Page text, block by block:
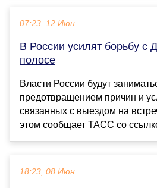
07:23, 12 Июн
В России усилят борьбу с
полосе
Власти России будут
предотвращением причин и
связанных с выездом на
этом сообщает ТАСС со
18:23, 08 Июн